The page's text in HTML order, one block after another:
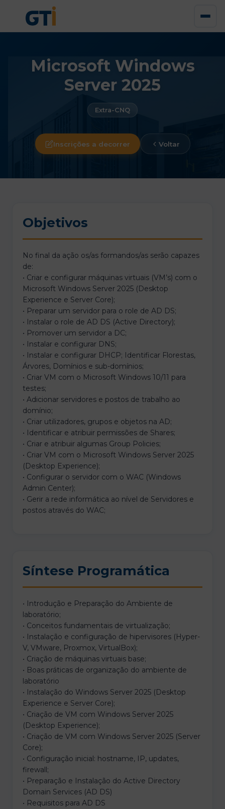
Microsoft Windows
Server 2025
Extra-CNQ
Inscrições a decorrer Voltar
Objetivos
No final da ação os/as formandos/as serão capazes
de:
• Criar e configurar máquinas virtuais (VM’s) com o
Microsoft Windows Server 2025 (Desktop
Experience e Server Core);
• Preparar um servidor para o role de AD DS;
• Instalar o role de AD DS (Active Directory);
• Promover um servidor a DC;
• Instalar e configurar DNS;
• Instalar e configurar DHCP; Identificar Florestas,
Árvores, Domínios e sub-domínios;
• Criar VM com o Microsoft Windows 10/11 para
testes;
• Adicionar servidores e postos de trabalho ao
domínio;
• Criar utilizadores, grupos e objetos na AD;
• Identificar e atribuir permissões de Shares;
• Criar e atribuir algumas Group Policies;
• Criar VM com o Microsoft Windows Server 2025
(Desktop Experience);
• Configurar o servidor com o WAC (Windows
Admin Center);
• Gerir a rede informática ao nível de Servidores e
postos através do WAC;
Síntese Programática
• Introdução e Preparação do Ambiente de
laboratório;
• Conceitos fundamentais de virtualização;
• Instalação e configuração de hipervisores (Hyper-
V, VMware, Proxmox, VirtualBox);
• Criação de máquinas virtuais base;
• Boas práticas de organização do ambiente de
laboratório
• Instalação do Windows Server 2025 (Desktop
Experience e Server Core);
• Criação de VM com Windows Server 2025
(Desktop Experience);
• Criação de VM com Windows Server 2025 (Server
Core);
• Configuração inicial: hostname, IP, updates,
firewall;
• Preparação e Instalação do Active Directory
Domain Services (AD DS)
• Requisitos para AD DS